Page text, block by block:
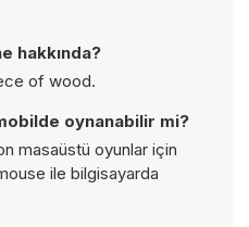
hakkında?
of wood.
oynanabilir mi?
masaüstü oyunlar için
ile bilgisayarda